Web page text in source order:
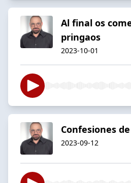
Al final os
pringaos
2023-10-01
Confesiones
2023-09-12